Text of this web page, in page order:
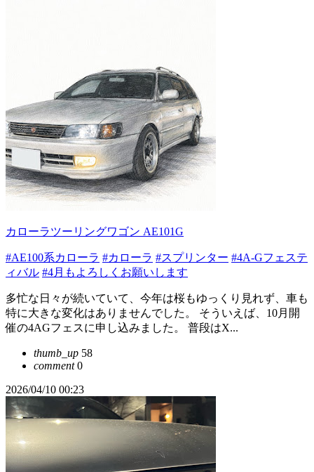
カローラツーリングワゴン AE101G
#AE100系カローラ #カローラ #スプリンター #4A-Gフェステ
ィバル #4月もよろしくお願いします
多忙な日々が続いていて、今年は桜もゆっくり見れず、車も
特に大きな変化はありませんでした。 そういえば、10月開
催の4AGフェスに申し込みました。 普段はX...
thumb_up 58
comment0
2026/04/10 00:23